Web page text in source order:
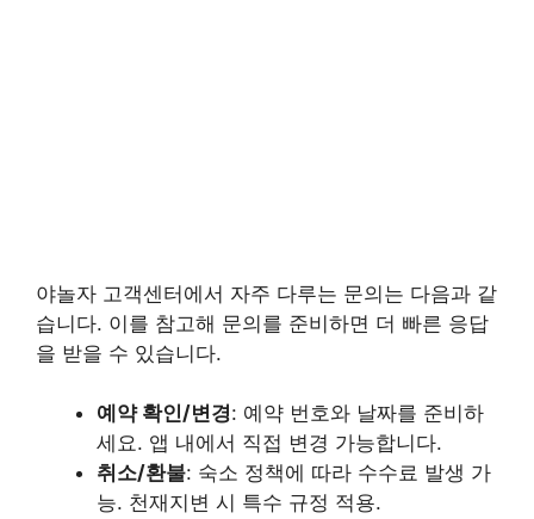
야놀자 고객센터에서 자주 다루는 문의는 다음과 같
습니다. 이를 참고해 문의를 준비하면 더 빠른 응답
을 받을 수 있습니다.
예약 확인/변경: 예약 번호와 날짜를 준비하
세요. 앱 내에서 직접 변경 가능합니다.
취소/환불: 숙소 정책에 따라 수수료 발생 가
능. 천재지변 시 특수 규정 적용.